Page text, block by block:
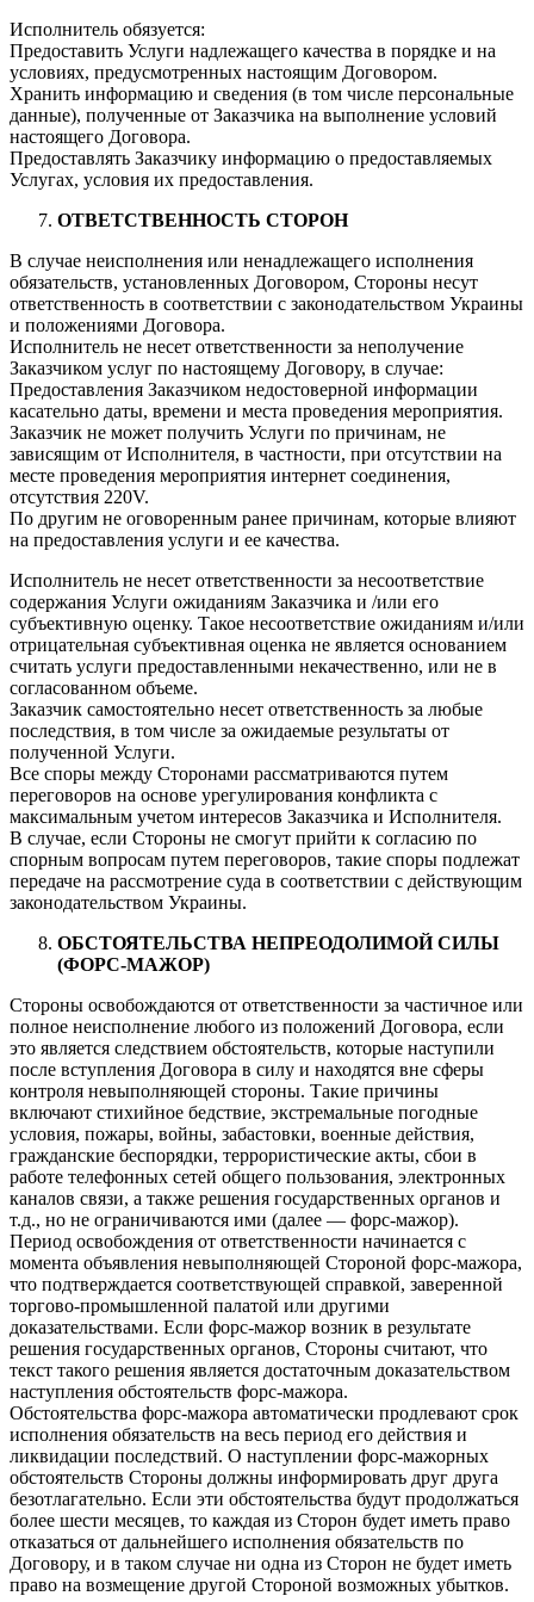
Исполнитель обязуется:
Предоставить Услуги надлежащего качества в порядке и на
условиях, предусмотренных настоящим Договором.
Хранить информацию и сведения (в том числе персональные
данные), полученные от Заказчика на выполнение условий
настоящего Договора.
Предоставлять Заказчику информацию о предоставляемых
Услугах, условия их предоставления.
ОТВЕТСТВЕННОСТЬ СТОРОН
В случае неисполнения или ненадлежащего исполнения
обязательств, установленных Договором, Стороны несут
ответственность в соответствии с законодательством Украины
и положениями Договора.
Исполнитель не несет ответственности за неполучение
Заказчиком услуг по настоящему Договору, в случае:
Предоставления Заказчиком недостоверной информации
касательно даты, времени и места проведения мероприятия.
Заказчик не может получить Услуги по причинам, не
зависящим от Исполнителя, в частности, при отсутствии на
месте проведения мероприятия интернет соединения,
отсутствия 220V.
По другим не оговоренным ранее причинам, которые влияют
на предоставления услуги и ее качества.
Исполнитель не несет ответственности за несоответствие
содержания Услуги ожиданиям Заказчика и /или его
субъективную оценку. Такое несоответствие ожиданиям и/или
отрицательная субъективная оценка не является основанием
считать услуги предоставленными некачественно, или не в
согласованном объеме.
Заказчик самостоятельно несет ответственность за любые
последствия, в том числе за ожидаемые результаты от
полученной Услуги.
Все споры между Сторонами рассматриваются путем
переговоров на основе урегулирования конфликта с
максимальным учетом интересов Заказчика и Исполнителя.
В случае, если Стороны не смогут прийти к согласию по
спорным вопросам путем переговоров, такие споры подлежат
передаче на рассмотрение суда в соответствии с действующим
законодательством Украины.
ОБСТОЯТЕЛЬСТВА НЕПРЕОДОЛИМОЙ СИЛЫ
(ФОРС-МАЖОР)
Стороны освобождаются от ответственности за частичное или
полное неисполнение любого из положений Договора, если
это является следствием обстоятельств, которые наступили
после вступления Договора в силу и находятся вне сферы
контроля невыполняющей стороны. Такие причины
включают стихийное бедствие, экстремальные погодные
условия, пожары, войны, забастовки, военные действия,
гражданские беспорядки, террористические акты, сбои в
работе телефонных сетей общего пользования, электронных
каналов связи, а также решения государственных органов и
т.д., но не ограничиваются ими (далее — форс-мажор).
Период освобождения от ответственности начинается с
момента объявления невыполняющей Стороной форс-мажора,
что подтверждается соответствующей справкой, заверенной
торгово-промышленной палатой или другими
доказательствами. Если форс-мажор возник в результате
решения государственных органов, Стороны считают, что
текст такого решения является достаточным доказательством
наступления обстоятельств форс-мажора.
Обстоятельства форс-мажора автоматически продлевают срок
исполнения обязательств на весь период его действия и
ликвидации последствий. О наступлении форс-мажорных
обстоятельств Стороны должны информировать друг друга
безотлагательно. Если эти обстоятельства будут продолжаться
более шести месяцев, то каждая из Сторон будет иметь право
отказаться от дальнейшего исполнения обязательств по
Договору, и в таком случае ни одна из Сторон не будет иметь
право на возмещение другой Стороной возможных убытков.